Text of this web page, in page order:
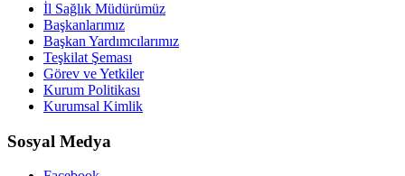
İl Sağlık Müdürümüz
Başkanlarımız
Başkan Yardımcılarımız
Teşkilat Şeması
Görev ve Yetkiler
Kurum Politikası
Kurumsal Kimlik
Sosyal Medya